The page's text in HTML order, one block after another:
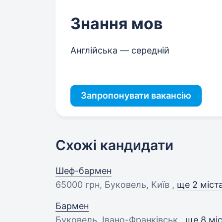
Знання мов
Англійська — середній
Запропонувати вакансію
Схожі кандидати
Шеф-бармен
65000 грн, Буковель, Київ , ще 2
Бармен
Буковель, Івано-Франківськ , ще 8